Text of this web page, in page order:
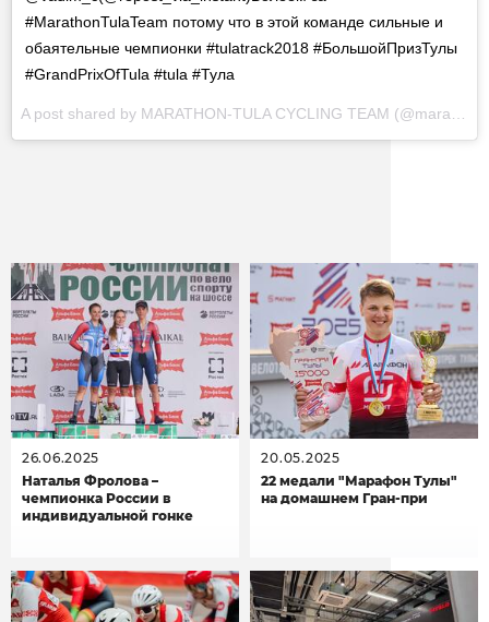
#MarathonTulaTeam потому что в этой команде сильные и
обаятельные чемпионки #tulatrack2018 #БольшойПризТулы
#GrandPrixOfTula #tula #Тула
A post shared by MARATHON-TULA CYCLING TEAM (@marathontulateam) on
26.06.2025
Наталья Фролова –
чемпионка России в
индивидуальной гонке
20.05.2025
22 медали "Марафон Тулы"
на домашнем Гран-при